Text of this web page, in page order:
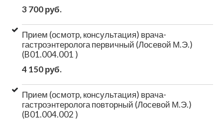
3 700 руб.
Прием (осмотр, консультация) врача-
гастроэнтеролога первичный (Лосевой М.Э.)
(B01.004.001 )
4 150 руб.
Прием (осмотр, консультация) врача-
гастроэнтеролога повторный (Лосевой М.Э.)
(B01.004.002 )